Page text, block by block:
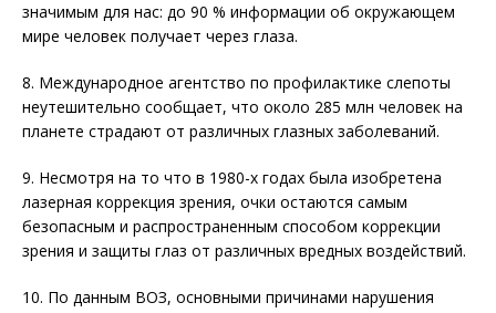
значимым для нас: до 90 % информации об окружающем
мире человек получает через глаза.
8. Международное агентство по профилактике слепоты
неутешительно сообщает, что около 285 млн человек на
планете страдают от различных глазных заболеваний.
9. Несмотря на то что в 1980-х годах была изобретена
лазерная коррекция зрения, очки остаются самым
безопасным и распространенным способом коррекции
зрения и защиты глаз от различных вредных воздействий.
10. По данным ВОЗ, основными причинами нарушения